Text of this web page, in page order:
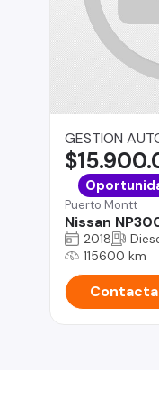
GESTION
Puerto Montt
Nissan
2018
115600 km